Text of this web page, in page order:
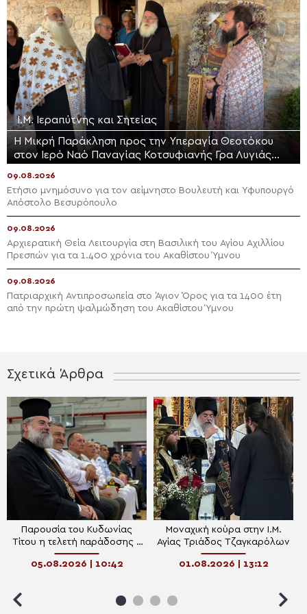
Ι.Μ. Ιεραπύτνης και Σητείας
Η Μικρή Παράκληση προς την Υπεραγία Θεοτόκου
στον Ιερό Ναό Παναγίας Κοτσυφιανής Γρα Λυγιάς
09.08.2026
Ετήσιο μνημόσυνο για τον αείμνηστο Bουλευτή και Υφυπουργό
Απόστολο Βεσυρόπουλο
09.08.2026
Αρχιερατική Θεία Λειτουργία στη Βασιλική του Αγίου Αχιλλίου
Πρεσπών για τα 1.400 χρόνια του Ακαθίστου Ύμνου
09.08.2026
Πατριαρχική Αντιπροσωπεία στο Άγιον Όρος για τα 1400 έτη
από την πρώτη ψαλμώδηση του Ακαθίστου Ύμνου
Σχετικά Άρθρα
Παρουσία του Κυδωνίας
Τίτου η τελετή παράδοσης –
παραλαβής της Διοικήσεως
της Ναυτικής Βάσεως της
05.08.2026 | 10:42
Μοναχική κούρα στην Ι.Μ.
Αγίας Τριάδος Τζαγκαρόλων
01.08.2026 | 13:12